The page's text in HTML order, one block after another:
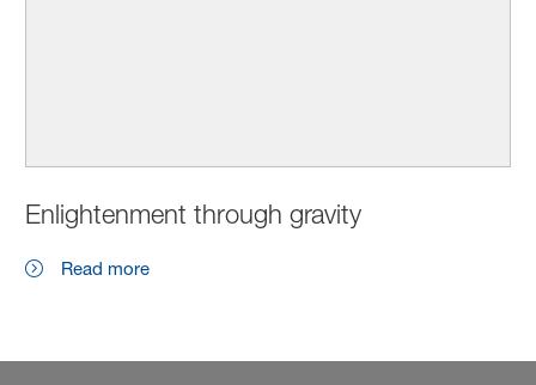
Enlightenment through gravity
Read more